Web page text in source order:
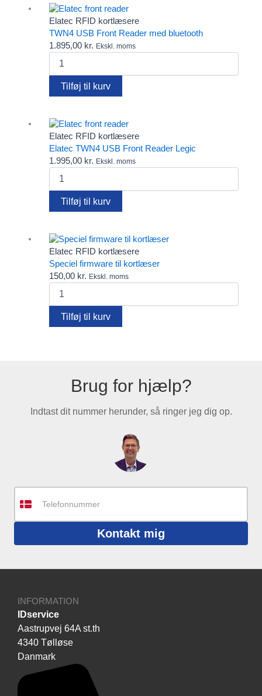
Farvebånd
Fido
FIDO2 Security Keys – password-fri login til alle behov
Gæsteregistrering
Kortholdere
Lanyards
Plastkort
Tags - Brikker - Armbånd
Yoyo
antal
Elatec RFID kortlæsere
TWN4 USB Front Reader med bluetooth
1.895,00 kr. Ekskl. moms
TWN4
USB
Front
Reader
antal
Tilføj til kurv
Elatec RFID kortlæsere
Elatec TWN4 USB Front Reader Legic
1.995,00 kr. Ekskl. moms
TWN4
USB
Front
antal
Tilføj til kurv
Elatec RFID kortlæsere
Speciel firmware til kortlæser
150,00 kr. Ekskl. moms
firmware
kortlæser
Tilføj til kurv
Brug for hjælp?
Indtast dit nummer herunder, så ringer jeg dig op.
Kontakt mig
INFORMATION
IDservice
Aastrupvej 64A st.th
4340 Tølløse
Danmark